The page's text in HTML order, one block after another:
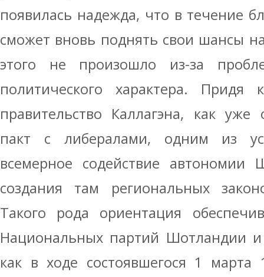
появилась надежда, что в течение
сможет вновь поднять свои шансы
этого не произошло из-за
политического характера.
правительство Каллагэна, как уже
пакт с либералами, одним из
всемерное содействие
создания там региональных
Такого рода ориентация
Национальных партий Шотландии и
как в ходе состоявшегося 1 марта